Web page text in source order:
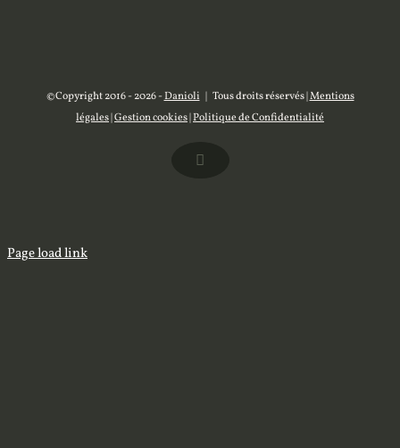
©Copyright 2016 -2026 -Danioli | Tous droits réservés |Mentions
légales|Gestion cookies|Politique de Confidentialité
Facebook
Page load link